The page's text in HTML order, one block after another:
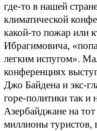
где-то в нашей
климатической
какой-то пожар или
Ибрагимовича,
легким испугом».
конференциях
Джо Байдена и экс-
горе-политики так и
Азербайджане на
миллионы туристов,